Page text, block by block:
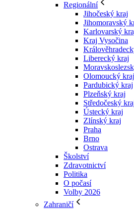
Regionální
Jihočeský kraj
Jihomoravský
Karlovarský
Kraj Vysočina
Liberecký kraj
Olomoucký kraj
Pardubický kraj
Plzeňský kraj
Středočeský
Ústecký kraj
Zlínský kraj
Praha
Brno
Ostrava
Školství
Zdravotnictví
Politika
O počasí
Volby 2026
Zahraničí